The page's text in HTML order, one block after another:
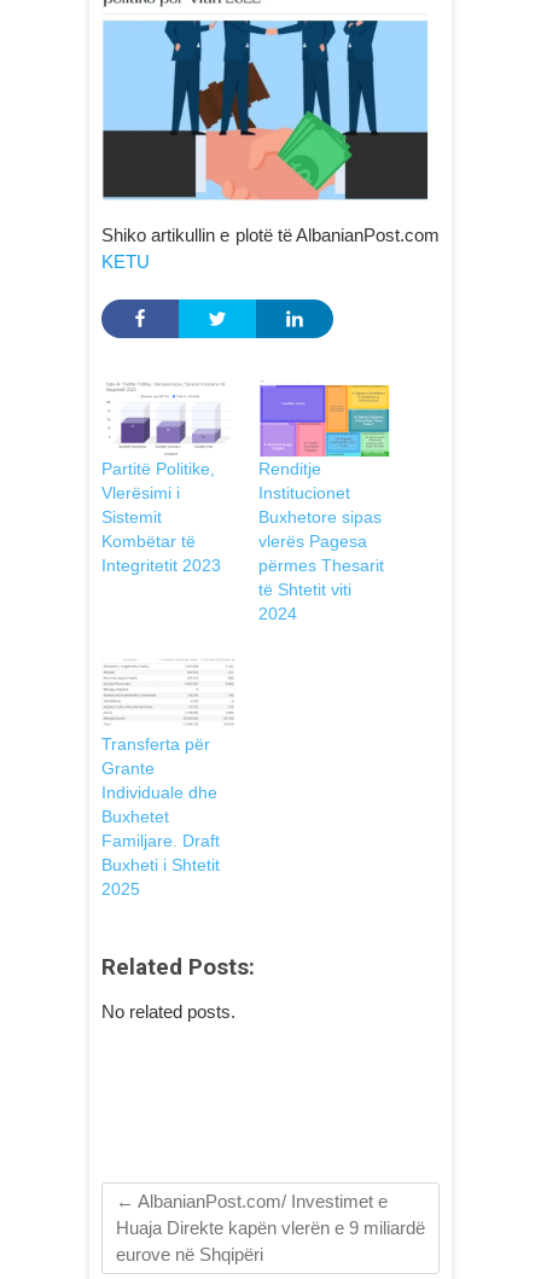
Shiko artikullin e plotë të AlbanianPost.com
KETU
Partitë Politike,
Vlerësimi i
Sistemit
Kombëtar të
Integritetit 2023
Renditje
Institucionet
Buxhetore sipas
vlerës Pagesa
përmes Thesarit
të Shtetit viti
2024
Transferta për
Grante
Individuale dhe
Buxhetet
Familjare. Draft
Buxheti i Shtetit
2025
Related Posts:
No related posts.
← AlbanianPost.com/ Investimet e
Huaja Direkte kapën vlerën e 9 miliardë
eurove në Shqipëri